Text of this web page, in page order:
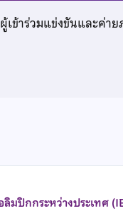
เข้าร่วมแข่งขันและค่า
ลิมปิกกระหว่างประเทศ